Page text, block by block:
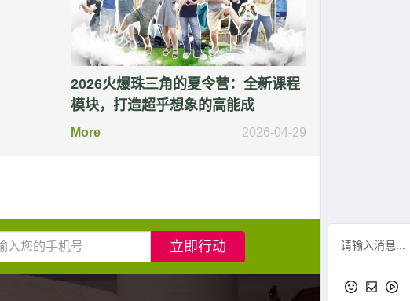
2026火爆珠三角的夏令营：全新课程
模块，打造超乎想象的高能成
More 2026-04-29
立即行动